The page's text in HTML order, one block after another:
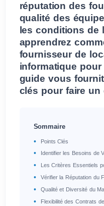
réputation des
qualité des
les conditions de
apprendrez
fournisseur de
informatique
guide vous
clés pour faire un
Sommaire
Points Clés
Identifier les Besoins de
Les Critères Essentiels
Vérifier la Réputation du
Qualité et Diversité du
Flexibilité des Contrats